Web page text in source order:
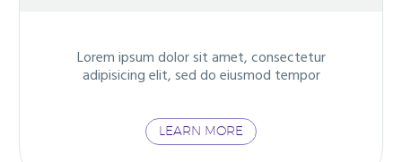
Lorem ipsum dolor sit amet, consectetur
adipisicing elit, sed do eiusmod tempor
LEARN MORE